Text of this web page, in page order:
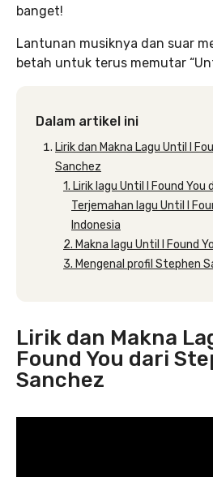
banget!
Lantunan musiknya dan suar
betah untuk terus memutar
Dalam artikel ini
Lirik dan Makna Lagu Until I
Sanchez
1. Lirik lagu Until I Found
Terjemahan lagu Until I
Indonesia
2. Makna lagu Until I Found
3. Mengenal profil Stephen
Lirik dan Makna
Found You dari
Sanchez